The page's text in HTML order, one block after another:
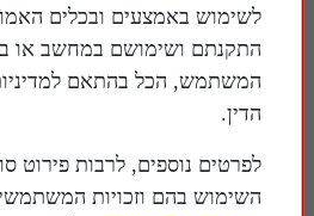
לשימוש באמצעים ובכלים
התקנתם ושימושם במחשב או
המשתמש, הכל בהתאם
הדין.
לפרטים נוספים, לרבות פירוט
השימוש בהם וזכויות